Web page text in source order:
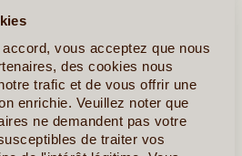
vous acceptez que nous
des cookies nous
trafic et de vous offrir une
enrichie. Veuillez noter que
ne demandent pas votre
de traiter vos
l'un des plus beaux endroits du